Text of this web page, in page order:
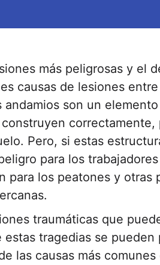
más peligrosas y el
causas de lesiones
son un
correctamente,
Pero, si estas
para los
para los peatones y otras
traumáticas que
tragedias se pueden
las causas más